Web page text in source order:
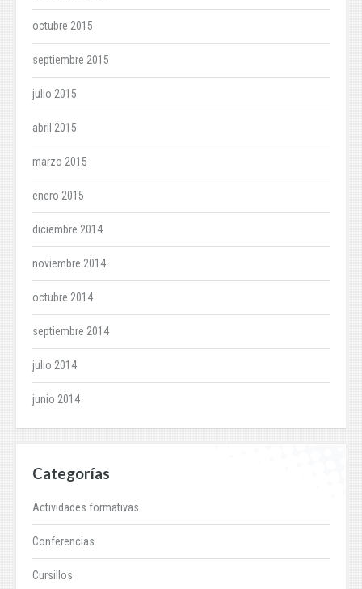
octubre 2015
septiembre 2015
julio 2015
abril 2015
marzo 2015
enero 2015
diciembre 2014
noviembre 2014
octubre 2014
septiembre 2014
julio 2014
junio 2014
Categorías
Actividades formativas
Conferencias
Cursillos